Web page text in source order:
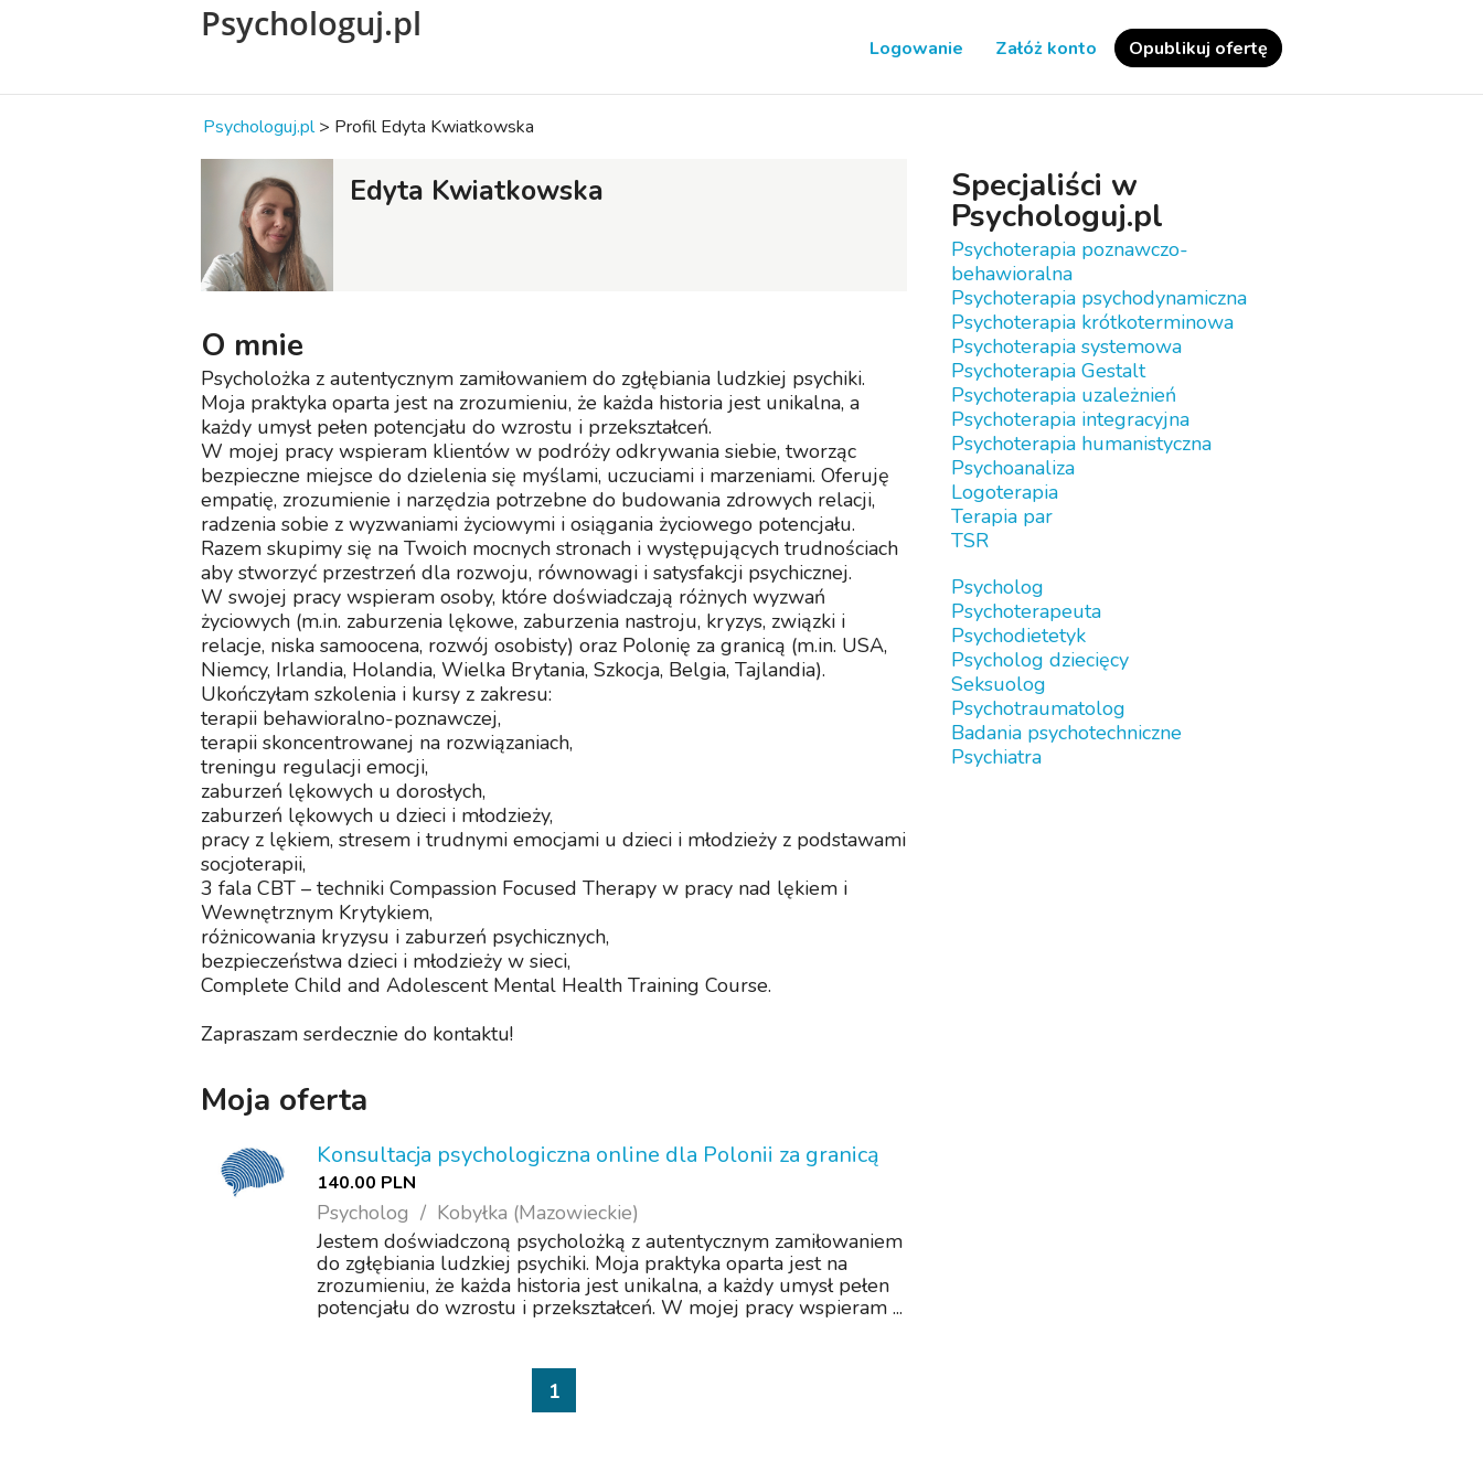
Psychologuj.pl
Logowanie Załóż konto Opublikuj ofertę
Psychologuj.pl > Profil Edyta Kwiatkowska
Edyta Kwiatkowska
O mnie
Psycholożka z autentycznym zamiłowaniem do zgłębiania ludzkiej psychiki.
Moja praktyka oparta jest na zrozumieniu, że każda historia jest unikalna, a
każdy umysł pełen potencjału do wzrostu i przekształceń.
W mojej pracy wspieram klientów w podróży odkrywania siebie, tworząc
bezpieczne miejsce do dzielenia się myślami, uczuciami i marzeniami. Oferuję
empatię, zrozumienie i narzędzia potrzebne do budowania zdrowych relacji,
radzenia sobie z wyzwaniami życiowymi i osiągania życiowego potencjału.
Razem skupimy się na Twoich mocnych stronach i występujących trudnościach
aby stworzyć przestrzeń dla rozwoju, równowagi i satysfakcji psychicznej.
W swojej pracy wspieram osoby, które doświadczają różnych wyzwań
życiowych (m.in. zaburzenia lękowe, zaburzenia nastroju, kryzys, związki i
relacje, niska samoocena, rozwój osobisty) oraz Polonię za granicą (m.in. USA,
Niemcy, Irlandia, Holandia, Wielka Brytania, Szkocja, Belgia, Tajlandia).
Ukończyłam szkolenia i kursy z zakresu:
terapii behawioralno-poznawczej,
terapii skoncentrowanej na rozwiązaniach,
treningu regulacji emocji,
zaburzeń lękowych u dorosłych,
zaburzeń lękowych u dzieci i młodzieży,
pracy z lękiem, stresem i trudnymi emocjami u dzieci i młodzieży z podstawami
socjoterapii,
3 fala CBT – techniki Compassion Focused Therapy w pracy nad lękiem i
Wewnętrznym Krytykiem,
różnicowania kryzysu i zaburzeń psychicznych,
bezpieczeństwa dzieci i młodzieży w sieci,
Complete Child and Adolescent Mental Health Training Course.
Zapraszam serdecznie do kontaktu!
Moja oferta
Konsultacja psychologiczna online dla Polonii za granicą
140.00 PLN
Psycholog
Kobyłka (Mazowieckie)
Jestem doświadczoną psycholożką z autentycznym zamiłowaniem
do zgłębiania ludzkiej psychiki. Moja praktyka oparta jest na
zrozumieniu, że każda historia jest unikalna, a każdy umysł pełen
potencjału do wzrostu i przekształceń. W mojej pracy wspieram ...
1
Specjaliści w
Psychologuj.pl
Psychoterapia poznawczo-
behawioralna
Psychoterapia psychodynamiczna
Psychoterapia krótkoterminowa
Psychoterapia systemowa
Psychoterapia Gestalt
Psychoterapia uzależnień
Psychoterapia integracyjna
Psychoterapia humanistyczna
Psychoanaliza
Logoterapia
Terapia par
TSR
Psycholog
Psychoterapeuta
Psychodietetyk
Psycholog dziecięcy
Seksuolog
Psychotraumatolog
Badania psychotechniczne
Psychiatra